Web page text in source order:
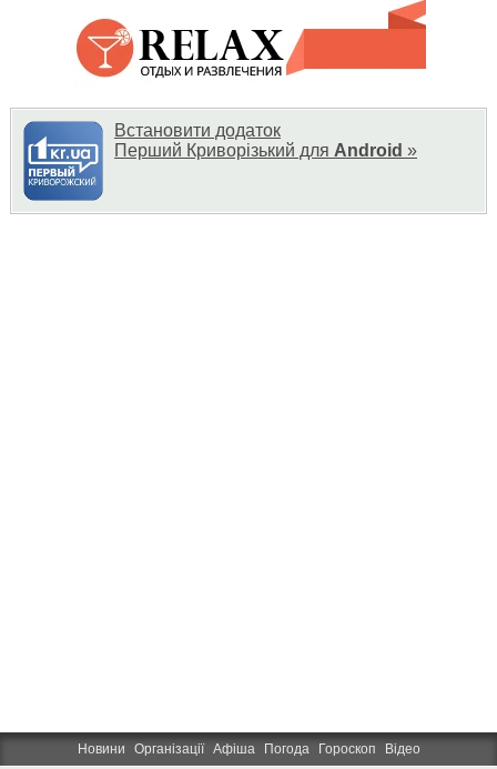
Встановити додаток
Перший Криворізький для Android »
Новини Організації Афіша Погода Гороскоп Відео